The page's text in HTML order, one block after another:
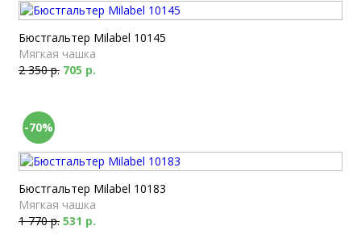
Бюстгальтер Milabel 10145
Мягкая чашка
2 350 р. 705 р.
-70%
Бюстгальтер Milabel 10183
Мягкая чашка
1 770 р. 531 р.